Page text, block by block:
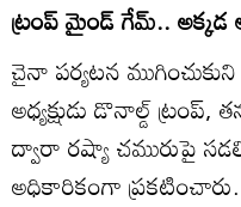
ట్రంప్ మైండ్ గేమ్.. అక్కడ
చైనా పర్యటన
అధ్యక్షుడు డొనాల్డ్
ద్వారా రష్యా చమురుపై
అధికారికంగా